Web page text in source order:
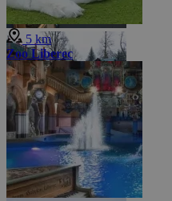
5 km
Zoo Liberec